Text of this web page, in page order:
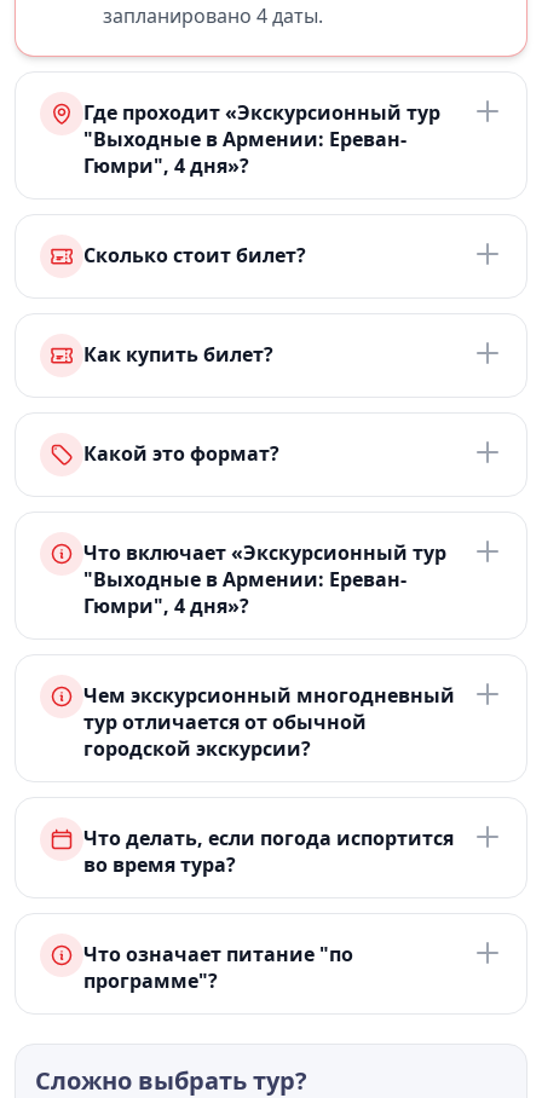
запланировано 4 даты.
Где проходит «Экскурсионный тур
"Выходные в Армении: Ереван-
Гюмри", 4 дня»?
Сколько стоит билет?
Как купить билет?
Какой это формат?
Что включает «Экскурсионный тур
"Выходные в Армении: Ереван-
Гюмри", 4 дня»?
Чем экскурсионный многодневный
тур отличается от обычной
городской экскурсии?
Что делать, если погода испортится
во время тура?
Что означает питание "по
программе"?
Сложно выбрать тур?